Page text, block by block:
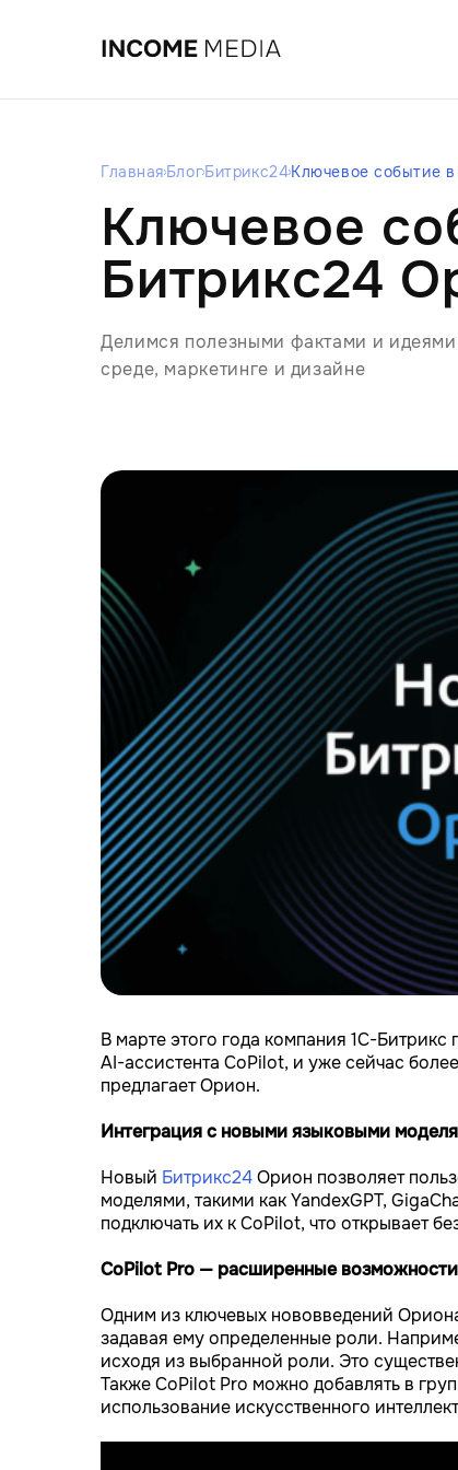
ГлавнаяБлогБитрикс24Ключевое событие
Ключевое
Битрикс24
Делимся полезными фактами и
среде, маркетинге и дизайне
В марте этого года компания 1С-
AI-ассистента CoPilot, и уже сейчас
предлагает Орион.
Интеграция с новыми языковыми
Новый Битрикс24Орион позволяет
моделями, такими как YandexGPT,
подключать их к CoPilot, что открывает
CoPilot Pro — расширенные возможности
Одним из ключевых нововведений
задавая ему определенные роли.
исходя из выбранной роли. Это
Также CoPilot Pro можно добавлять в
использование искусственного